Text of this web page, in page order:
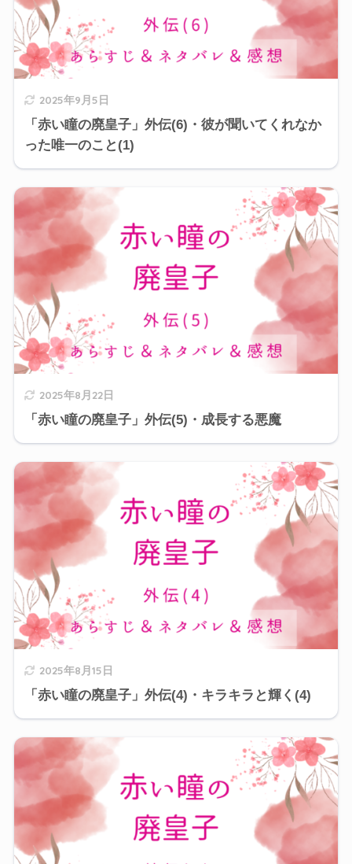
2025年9月5日
「赤い瞳の廃皇子」外伝(6)・彼が聞いてくれなか
った唯一のこと(1)
2025年8月22日
「赤い瞳の廃皇子」外伝(5)・成長する悪魔
2025年8月15日
「赤い瞳の廃皇子」外伝(4)・キラキラと輝く(4)